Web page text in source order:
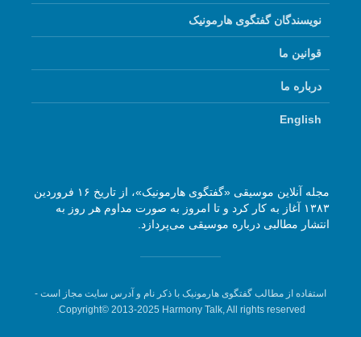
نویسندگان گفتگوی هارمونیک
قوانین ما
درباره ما
English
مجله آنلاین موسیقی «گفتگوی هارمونیک»، از تاریخ ۱۶ فروردین
۱۳۸۳ آغاز به کار کرد و تا امروز به صورت مداوم هر روز به
انتشار مطالبی درباره موسیقی می‌پردازد.
استفاده از مطالب گفتگوی هارمونیک با ذکر نام و آدرس سایت مجاز است -
Copyright© 2013-2025 Harmony Talk, All rights reserved.